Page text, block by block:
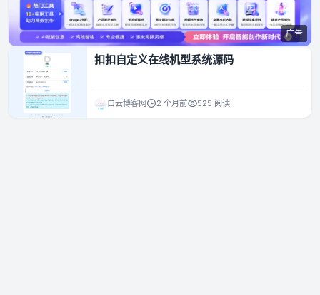
网站源码
软件仓库
主题插件
广告
扣扣自定义在线机型系统源码
白云博客网 2 个月前 525 阅读